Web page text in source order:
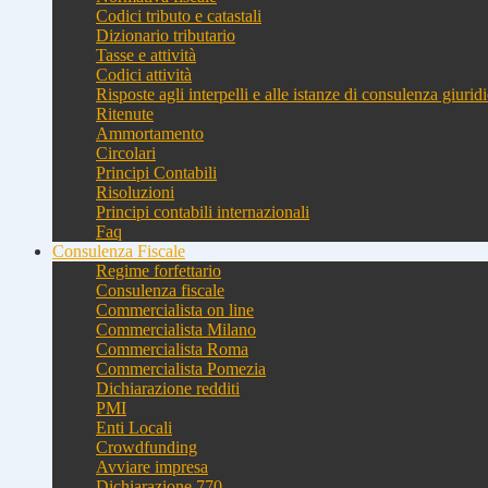
Codici tributo e catastali
Dizionario tributario
Tasse e attività
Codici attività
Risposte agli interpelli e alle istanze di consulenza
Ritenute
Ammortamento
Circolari
Principi Contabili
Risoluzioni
Principi contabili internazionali
Faq
Consulenza Fiscale
Regime forfettario
Consulenza fiscale
Commercialista on line
Commercialista Milano
Commercialista Roma
Commercialista Pomezia
Dichiarazione redditi
PMI
Enti Locali
Crowdfunding
Avviare impresa